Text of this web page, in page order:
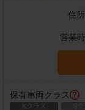
住所
営業
保有車両クラス